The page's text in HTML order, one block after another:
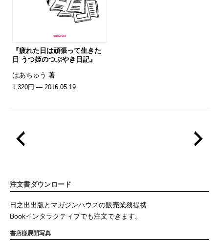
『疲れた日は頑張って生きた
日 うつ姫のつぶやき日記』
はあちゅう 著
1,320円 — 2016.05.19
注文書ダウンロード
日之出出版とマガジンハウスの販売業務提携
Bookインタラクティブでも注文できます。
書店様展開写真